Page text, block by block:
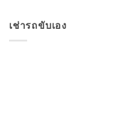
เช่ารถขับเอง